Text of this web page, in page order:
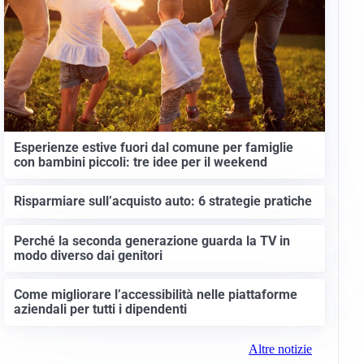
Esperienze estive fuori dal comune per famiglie
con bambini piccoli: tre idee per il weekend
Risparmiare sull’acquisto auto: 6 strategie pratiche
Perché la seconda generazione guarda la TV in
modo diverso dai genitori
Come migliorare l’accessibilità nelle piattaforme
aziendali per tutti i dipendenti
Altre notizie